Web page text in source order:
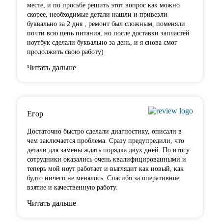
месте, и по просьбе решить этот вопрос как можно
скорее, необходимые детали нашли и привезли
буквально за 2 дня , ремонт был сложным, поменяли
почти всю цепь питания, но после доставки запчастей
ноутбук сделали буквально за день, и я снова смог
продолжить свою работу)
Читать дальше
Егор
Достаточно быстро сделали диагностику, описали в
чем заключается проблема. Сразу предупредили, что
детали для замены ждать порядка двух дней. По итогу
сотрудники оказались очень квалифицированными и
теперь мой ноут работает и выглядит как новый, как
будто ничего не менялось. Спасибо за оперативное
взятие и качественную работу.
Читать дальше